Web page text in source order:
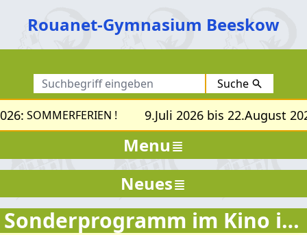
Rouanet-Gymnasium Beeskow
Suche
SOMMERFERIEN ! 9.Juli 2026 bis 22.August
Menu
Sonderprogramm im Kino in Beeskow!
Neues